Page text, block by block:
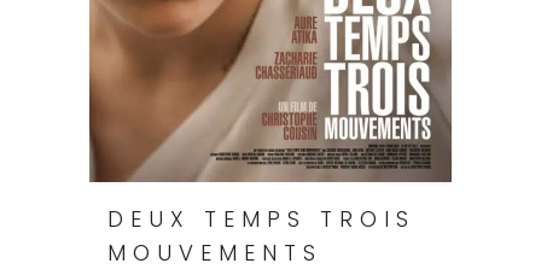
DEUX TEMPS TROIS
MOUVEMENTS